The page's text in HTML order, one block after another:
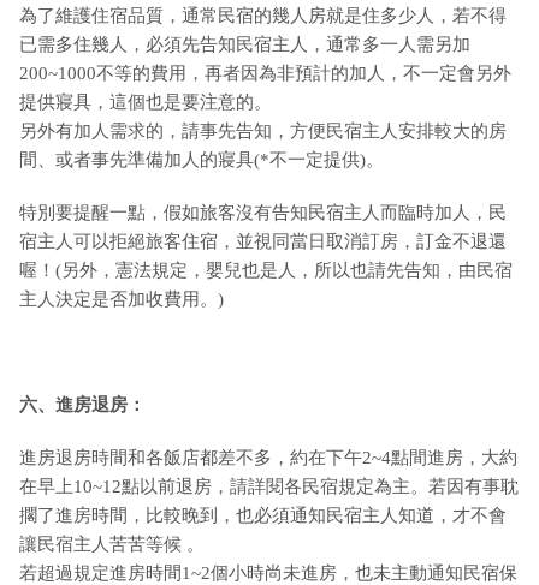
為了維護住宿品質，通常民宿的幾人房就是住多少人，若不得
已需多住幾人，必須先告知民宿主人，通常多一人需另加
200~1000不等的費用，再者因為非預計的加人，不一定會另外
提供寢具，這個也是要注意的。
另外有加人需求的，請事先告知，方便民宿主人安排較大的房
間、或者事先準備加人的寢具(*不一定提供)。
特別要提醒一點，假如旅客沒有告知民宿主人而臨時加人，民
宿主人可以拒絕旅客住宿，並視同當日取消訂房，訂金不退還
喔！(另外，憲法規定，嬰兒也是人，所以也請先告知，由民宿
主人決定是否加收費用。)
六、進房退房：
進房退房時間和各飯店都差不多，約在下午2~4點間進房，大約
在早上10~12點以前退房，請詳閱各民宿規定為主。若因有事耽
擱了進房時間，比較晚到，也必須通知民宿主人知道，才不會
讓民宿主人苦苦等候 。
若超過規定進房時間1~2個小時尚未進房，也未主動通知民宿保